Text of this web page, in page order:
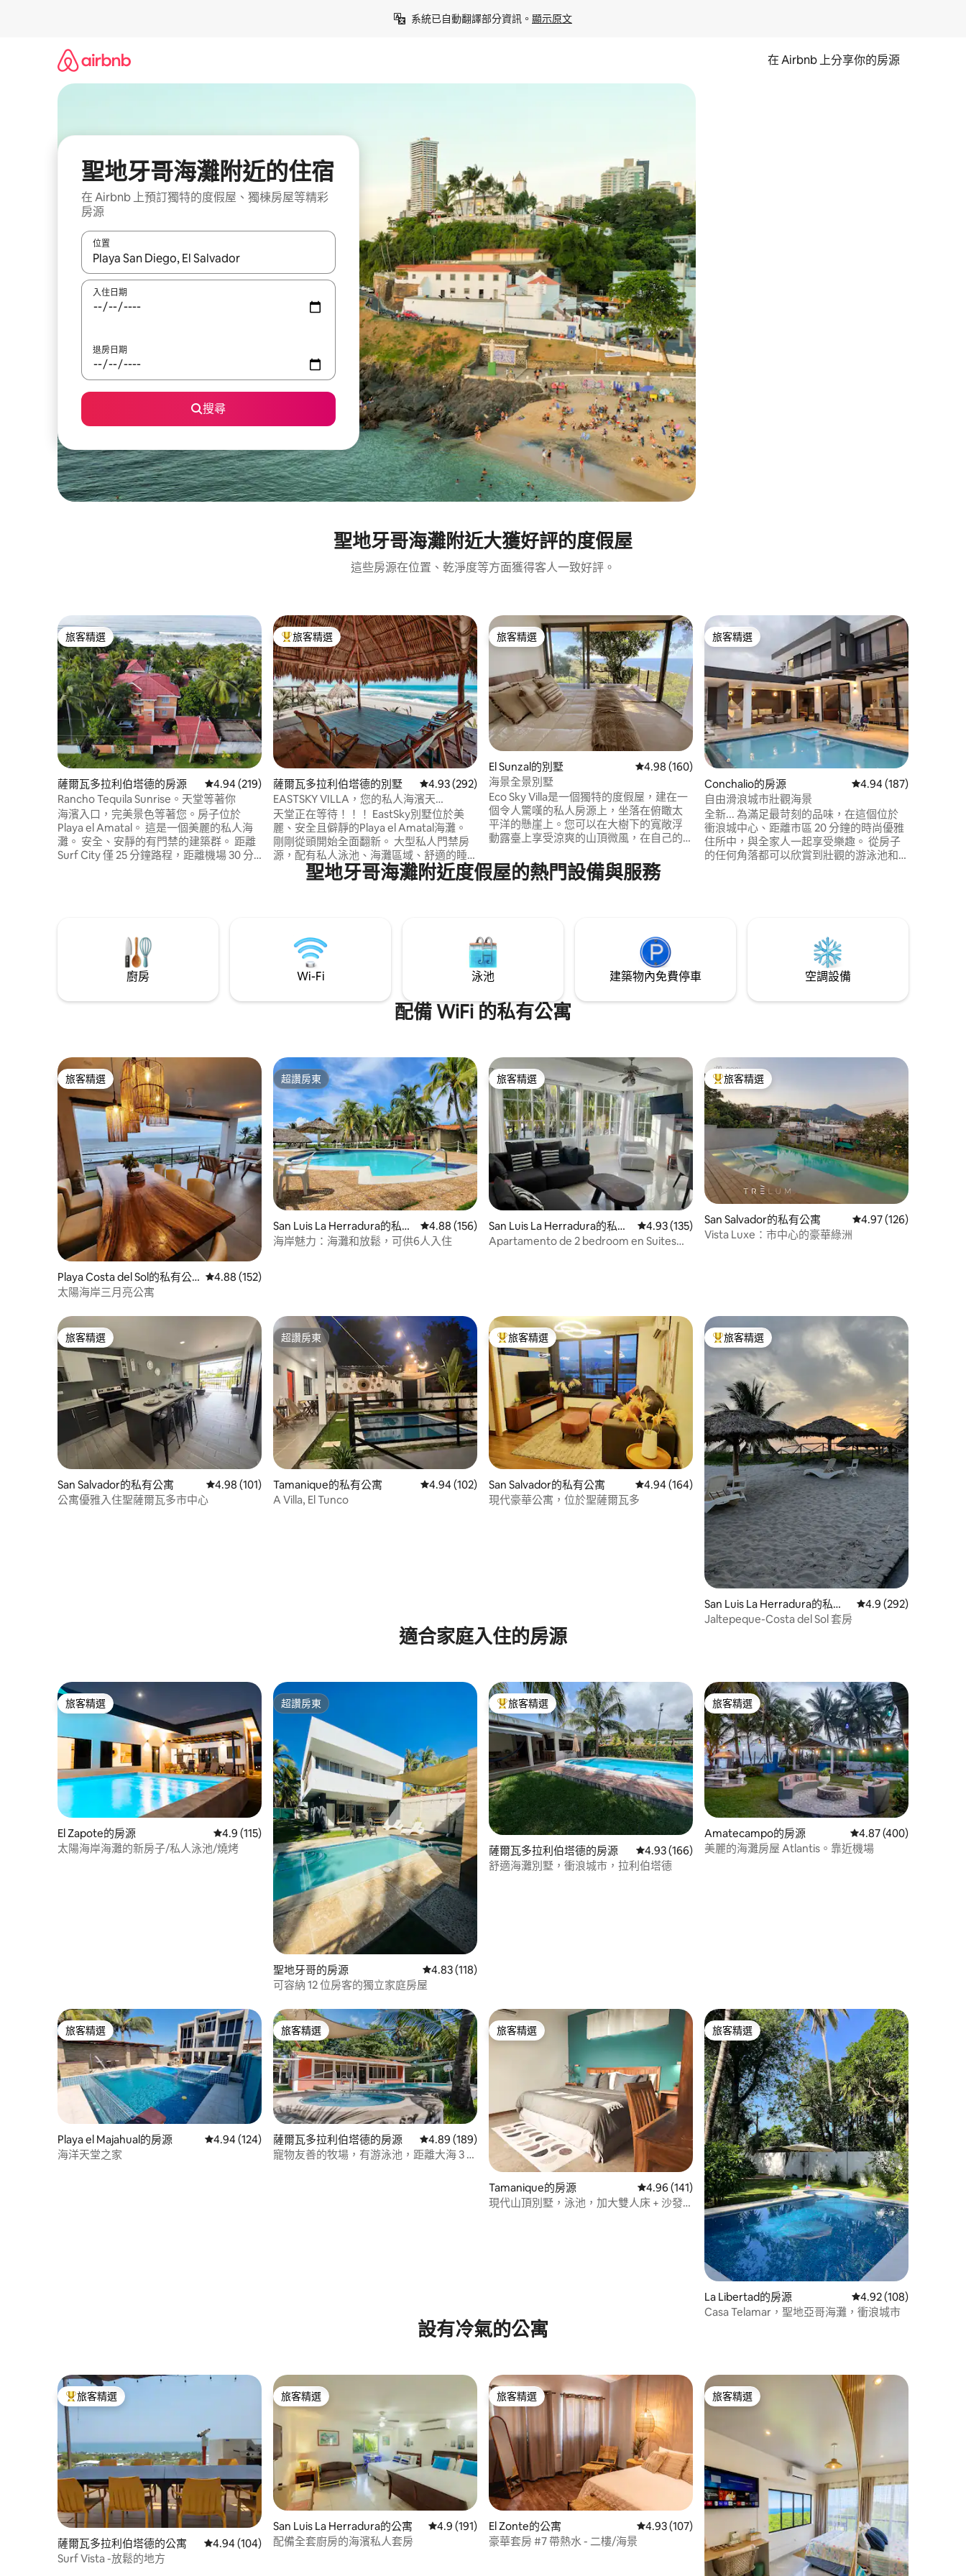
系統已自動翻譯部分資訊。 顯示原文
在 Airbnb 上分享你的房源
聖地牙哥海灘附近的住宿
在 Airbnb 上預訂獨特的度假屋、獨棟房屋等精彩
房源
位置
如有搜尋結果，瀏覽內容時請使用上下箭頭，或輕點、滑動裝置。
入住日期
退房日期
搜尋
聖地牙哥海灘附近大獲好評的度假屋
這些房源在位置、乾淨度等方面獲得客人一致好評。
旅客精選
旅客精選
薩爾瓦多拉利伯塔德的房源 從 219 則評價中獲得 4.94 的平均評分（滿分 5 分）
4.94 (219)
Rancho Tequila Sunrise。天堂等著你
海濱入口，完美景色等著您。房子位於
Playa el Amatal。 這是一個美麗的私人海
灘。 安全、安靜的有門禁的建築群。 距離
Surf City 僅 25 分鐘路程，距離機場 30 分
旅客精選榜首
旅客精選
薩爾瓦多拉利伯塔德的別墅 從 292 則評價中獲得 4.93 的平均評分（滿分 5 分）
4.93 (292)
EASTSKY VILLA，您的私人海濱天
堂！！！
天堂正在等待！！！ EastSky別墅位於美
麗、安全且僻靜的Playa el Amatal海灘。
剛剛從頭開始全面翻新。 大型私人門禁房
源，配有私人泳池、海灘區域、舒適的睡
眠區、室內/室外生活和用餐空間。 我們提
供如家一般的舒適。 我們剛剛安裝了
旅客精選
旅客精選
El Sunzal的別墅 從 160 則評價中獲得 4.98 的平均評分（滿分 5 分）
4.98 (160)
海景全景別墅
Eco Sky Villa是一個獨特的度假屋，建在一
個令人驚嘆的私人房源上，坐落在俯瞰太
平洋的懸崖上。您可以在大樹下的寬敞浮
動露臺上享受涼爽的山頂微風，在自己的
衝浪海灘El Sunzal、La Bocana和生動的衝
浪小鎮El Tunco僅3分鐘車程。在欣賞了幾
旅客精選
旅客精選
Conchalio的房源 從 187 則評價中獲得
4.94 (187)
自由滑浪城市壯觀海景
全新... 為滿足最苛刻的品味，在這個位於
衝浪城中心、距離市區 20 分鐘的時尚優雅
住所中，與全家人一起享受樂趣。 從房子
的任何角落都可以欣賞到壯觀的游泳池和
聖地牙哥海灘附近度假屋的熱門設備與服務
廚房 Wi-Fi 泳池 建築物內免費停車 空調設備
配備 WiFi 的私有公寓
旅客精選
旅客精選
Playa Costa del Sol的私有公
寓
從 152 則評價中獲得 4.88 的平均評分（滿分 5 分）
4.88 (152)
太陽海岸三月亮公寓
超讚房東
超讚房東
San Luis La Herradura的私有
公寓
從 156 則評價中獲得 4.88 的平均評分（滿分 5 分）
4.88 (156)
海岸魅力：海灘和放鬆，可供6人入住
旅客精選
旅客精選
San Luis La Herradura的私有
公寓
從 135 則評價中獲得 4.93 的平均評分（滿分 5 分）
4.93 (135)
Apartamento de 2 bedroom en Suites
旅客精選榜首
旅客精選
San Salvador的私有公寓 從 126 則評價中獲得
4.97 (126)
Vista Luxe：市中心的豪華綠洲
旅客精選
旅客精選
San Salvador的私有公寓 從 101 則評價中獲得 4.98 的平均評分（滿分 5 分）
4.98 (101)
公寓優雅入住聖薩爾瓦多市中心
超讚房東
超讚房東
Tamanique的私有公寓 從 102 則評價中獲得 4.94 的平均評分（滿分 5 分）
4.94 (102)
A Villa, El Tunco
旅客精選榜首
旅客精選
San Salvador的私有公寓 從 164 則評價中獲得 4.94 的平均評分（滿分 5 分）
4.94 (164)
現代豪華公寓，位於聖薩爾瓦多
旅客精選榜首
旅客精選
San Luis La Herradura的私有
公寓
從 292 則評價中獲得
4.9 (292)
Jaltepeque-Costa del Sol 套房
適合家庭入住的房源
旅客精選
旅客精選
El Zapote的房源 從 115 則評價中獲得 4.9 的平均評分（滿分 5 分）
4.9 (115)
太陽海岸海灘的新房子/私人泳池/燒烤
超讚房東
超讚房東
聖地牙哥的房源 從 118 則評價中獲得 4.83 的平均評分（滿分 5 分）
4.83 (118)
可容納 12 位房客的獨立家庭房屋
旅客精選榜首
旅客精選
薩爾瓦多拉利伯塔德的房源 從 166 則評價中獲得 4.93 的平均評分（滿分 5 分）
4.93 (166)
舒適海灘別墅，衝浪城市，拉利伯塔德
旅客精選
旅客精選
Amatecampo的房源 從 400 則評價中獲得
4.87 (400)
美麗的海灘房屋 Atlantis。靠近機場
旅客精選
旅客精選
Playa el Majahual的房源 從 124 則評價中獲得 4.94 的平均評分（滿分 5 分）
4.94 (124)
海洋天堂之家
旅客精選
旅客精選
薩爾瓦多拉利伯塔德的房源 從 189 則評價中獲得 4.89 的平均評分（滿分 5 分）
4.89 (189)
寵物友善的牧場，有游泳池，距離大海 3 分
旅客精選
旅客精選
Tamanique的房源 從 141 則評價中獲得 4.96 的平均評分（滿分 5 分）
4.96 (141)
現代山頂別墅，泳池，加大雙人床 + 沙發
旅客精選
旅客精選
La Libertad的房源 從 108 則評價中獲得
4.92 (108)
Casa Telamar，聖地亞哥海灘，衝浪城市
設有冷氣的公寓
旅客精選榜首
旅客精選
薩爾瓦多拉利伯塔德的公寓 從 104 則評價中獲得 4.94 的平均評分（滿分 5 分）
4.94 (104)
Surf Vista -放鬆的地方
旅客精選
旅客精選
San Luis La Herradura的公寓 從 191 則評價中獲得 4.9 的平均評分（滿分 5 分）
4.9 (191)
配備全套廚房的海濱私人套房
旅客精選
旅客精選
El Zonte的公寓 從 107 則評價中獲得 4.93 的平均評分（滿分 5 分）
4.93 (107)
豪華套房 #7 帶熱水 - 二樓/海景
旅客精選
旅客精選